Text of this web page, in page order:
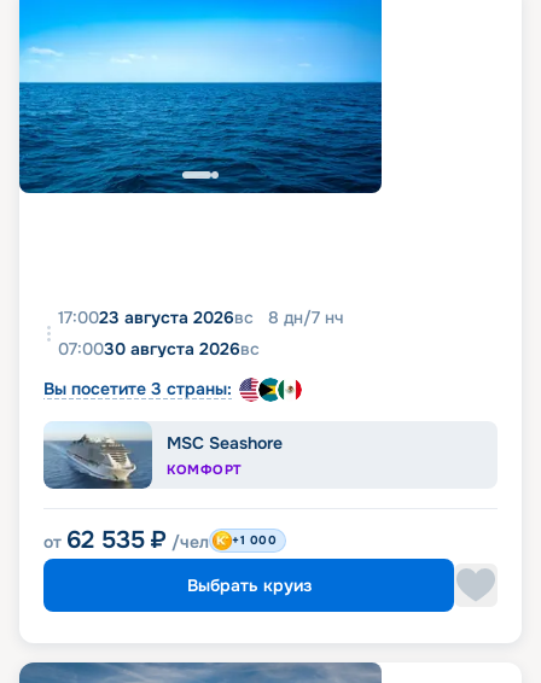
17:0023 августа 2026вс 8 дн/7 нч
07:0030 августа 2026вс
Вы посетите 3 страны:
MSC Seashore
КОМФОРТ
от 62 535 ₽ /чел +1 000
Выбрать круиз